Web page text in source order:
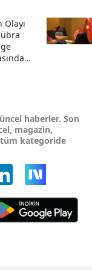
haberler. Son
magazin,
kategoride